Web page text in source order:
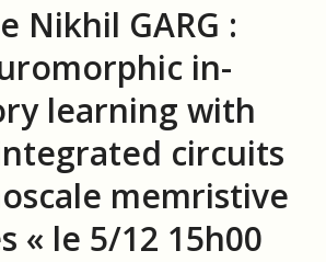
Nikhil GARG :
in-
learning with
circuits
memristive
« le 5/12 15h00